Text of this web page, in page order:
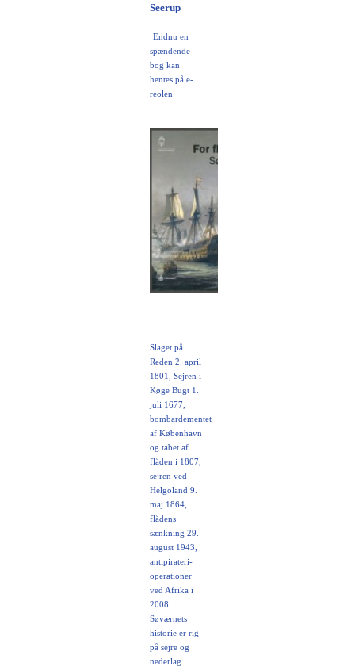
Seerup
Endnu en
spændende
bog kan
hentes på e-
reolen
Slaget på
Reden 2. april
1801, Sejren i
Køge Bugt 1.
juli 1677,
bombardementet
af København
og tabet af
flåden i 1807,
sejren ved
Helgoland 9.
maj 1864,
flådens
sænkning 29.
august 1943,
antipirateri-
operationer
ved Afrika i
2008.
Søværnets
historie er rig
på sejre og
nederlag.